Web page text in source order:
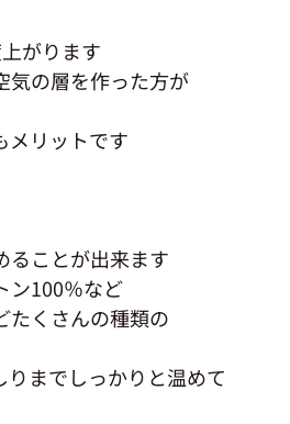
がります
気の層を作った方が
メリットです
ることが出来ます
ン100％など
たくさんの種類の
までしっかりと温めて